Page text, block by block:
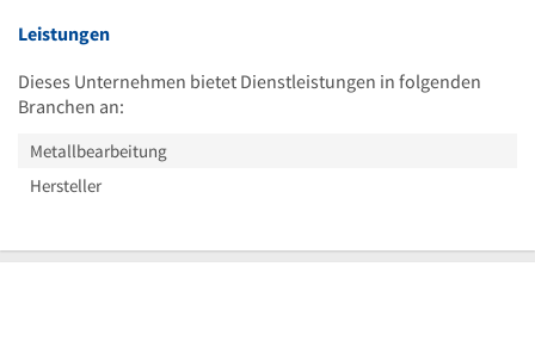
Leistungen
Dieses Unternehmen bietet Dienstleistungen in folgenden
Branchen an:
Metallbearbeitung
Hersteller